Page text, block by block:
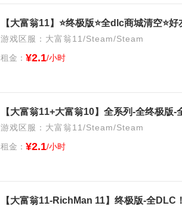
游戏区服：大富翁11/Steam/Steam
租金： ¥2.1/小时
游戏区服：大富翁11/Steam/Steam
租金： ¥2.1/小时